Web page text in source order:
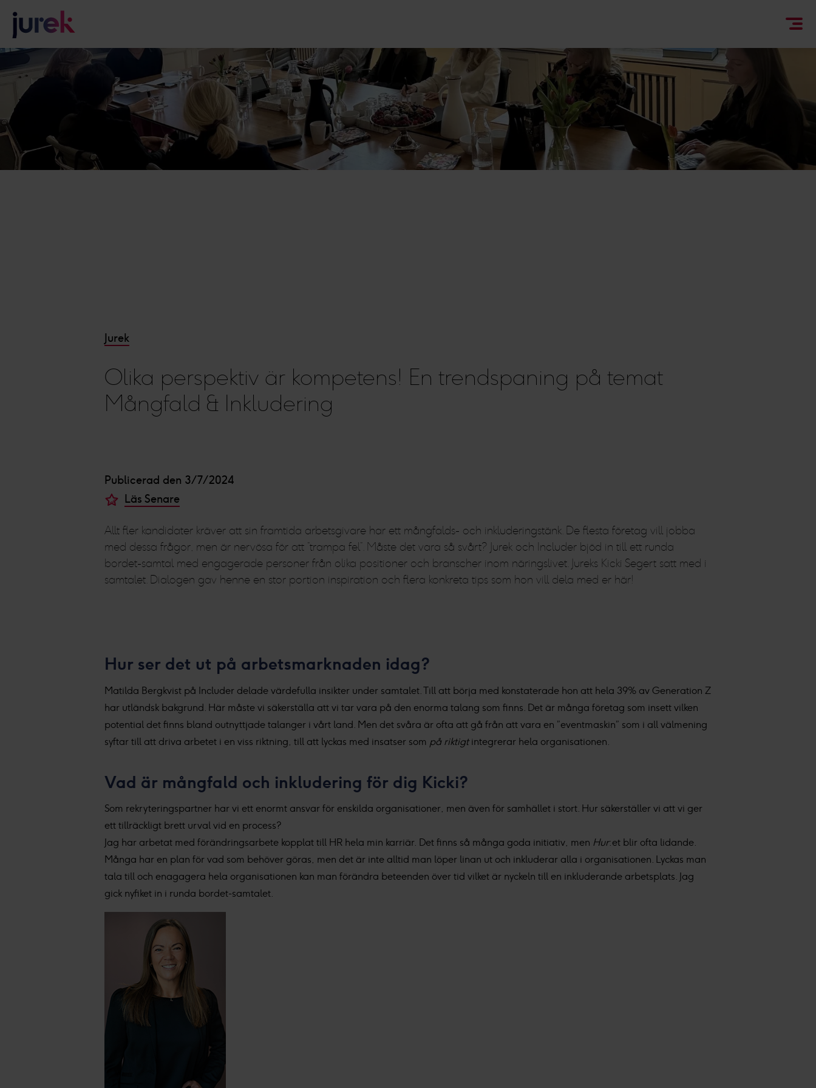
Jurek
Olika perspektiv är kompetens! En trendspaning på temat
Mångfald & Inkludering
Publicerad den 3/7/2024
Läs Senare
Allt fler kandidater kräver att sin framtida arbetsgivare har ett mångfalds- och inkluderingstänk. De flesta företag vill jobba
med dessa frågor, men är nervösa för att ”trampa fel”. Måste det vara så svårt? Jurek och Includer bjöd in till ett runda
bordet-samtal med engagerade personer från olika positioner och branscher inom näringslivet. Jureks Kicki Segert satt med i
samtalet. Dialogen gav henne en stor portion inspiration och flera konkreta tips som hon vill dela med er här!
Hur ser det ut på arbetsmarknaden idag?
Matilda Bergkvist på Includer delade värdefulla insikter under samtalet. Till att börja med konstaterade hon att hela 39% av Generation Z
har utländsk bakgrund. Här måste vi säkerställa att vi tar vara på den enorma talang som finns. Det är många företag som insett vilken
potential det finns bland outnyttjade talanger i vårt land. Men det svåra är ofta att gå från att vara en ”eventmaskin” som i all välmening
syftar till att driva arbetet i en viss riktning, till att lyckas med insatser som på riktigtintegrerar hela organisationen.
Vad är mångfald och inkludering för dig Kicki?
Som rekryteringspartner har vi ett enormt ansvar för enskilda organisationer, men även för samhället i stort. Hur säkerställer vi att vi ger
ett tillräckligt brett urval vid en process?
Jag har arbetat med förändringsarbete kopplat till HR hela min karriär. Det finns så många goda initiativ, men Hur:et blir ofta lidande.
Många har en plan för vad som behöver göras, men det är inte alltid man löper linan ut och inkluderar alla i organisationen. Lyckas man
tala till och enagagera hela organisationen kan man förändra beteenden över tid vilket är nyckeln till en inkluderande arbetsplats. Jag
gick nyfiket in i runda bordet-samtalet.